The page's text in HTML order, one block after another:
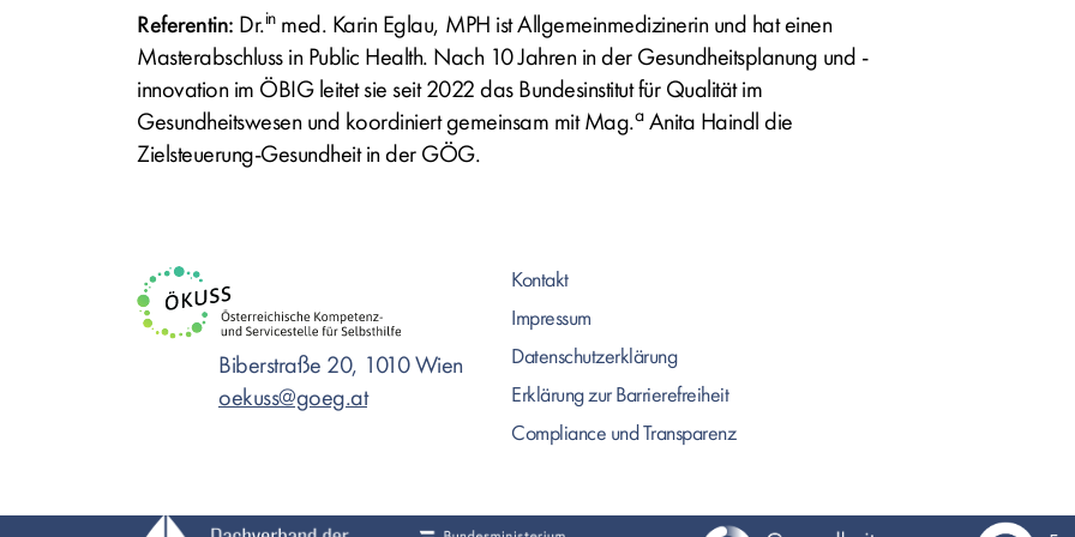
Referentin: Dr.inmed. Karin Eglau, MPH ist Allgemeinmedizinerin und hat einen
Masterabschluss in Public Health. Nach 10 Jahren in der Gesundheitsplanung und -
innovation im ÖBIG leitet sie seit 2022 das Bundesinstitut für Qualität im
Gesundheitswesen und koordiniert gemeinsam mit Mag.aAnita Haindl die
Zielsteuerung-Gesundheit in der GÖG.
Biberstraße 20, 1010 Wien
oekuss@goeg.at
Kontakt
Impressum
Datenschutzerklärung
Erklärung zur Barrierefreiheit
Compliance und Transparenz